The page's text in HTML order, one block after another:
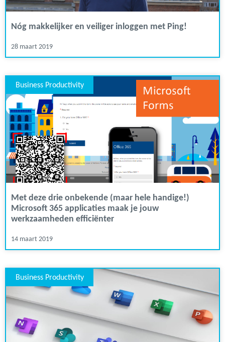
Nóg makkelijker en veiliger inloggen met Ping!
28 maart 2019
Business Productivity
Met deze drie onbekende (maar hele handige!)
Microsoft 365 applicaties maak je jouw
werkzaamheden efficiënter
14 maart 2019
Business Productivity